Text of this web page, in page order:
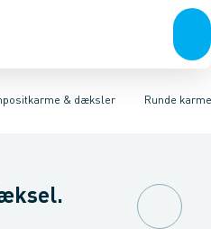
LinjeafvandingTanke,
& dæksler
& dæksler Runde
karme & dæksler